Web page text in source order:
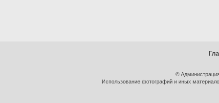
©
Использование фотографий и иных